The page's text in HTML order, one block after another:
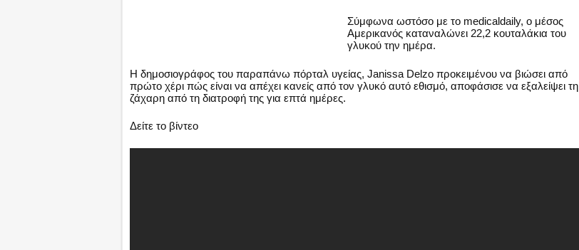
Σύμφωνα ωστόσο με το medicaldaily, ο μέσος
Αμερικανός καταναλώνει 22,2 κουταλάκια του
γλυκού την ημέρα.
Η δημοσιογράφος του παραπάνω πόρταλ υγείας, Janissa Delzo προκειμένου να βιώσει από
πρώτο χέρι πώς είναι να απέχει κανείς από τον γλυκό αυτό εθισμό, αποφάσισε να εξαλείψει τη
ζάχαρη από τη διατροφή της για επτά ημέρες.
Δείτε το βίντεο